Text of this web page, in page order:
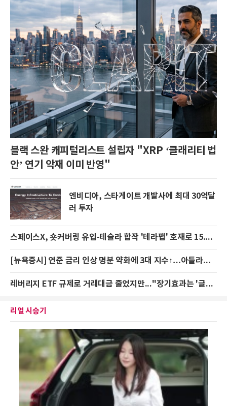
블랙 스완 캐피털리스트 설립자 "XRP ‘클래리티 법
안’ 연기 악재 이미 반영"
엔비디아, 스타게이트 개발사에 최대 30억달
러 투자
스페이스X, 숏커버링 유입-테슬라 합작 '테라팹' 호재로 15.83% 급등
[뉴욕증시] 연준 금리 인상 명분 약화에 3대 지수↑…아틀라시안 35% 폭등
레버리지 ETF 규제로 거래대금 줄었지만..."장기효과는 '글쎄'"
리얼 시승기